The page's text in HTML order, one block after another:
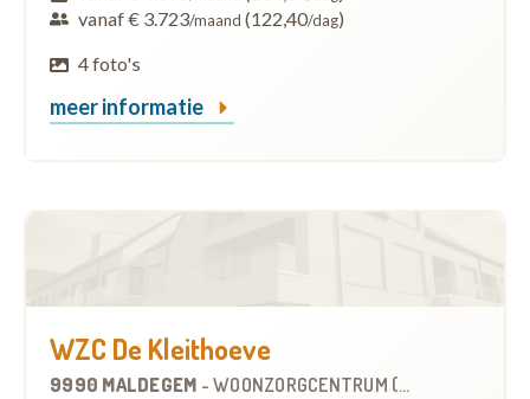
vanaf € 3.723/maand (122,40/dag)
4 foto's
meer informatie
WZC De Kleithoeve
9990 MALDEGEM - WOONZORGCENTRUM (WZC)